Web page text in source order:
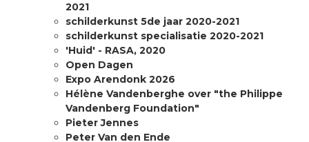
2021
schilderkunst 5de jaar 2020-2021
schilderkunst specialisatie 2020-2021
'Huid' - RASA, 2020
Open Dagen
Expo Arendonk 2026
Hélène Vandenberghe over "the Philippe
Vandenberg Foundation"
Pieter Jennes
Peter Van den Ende